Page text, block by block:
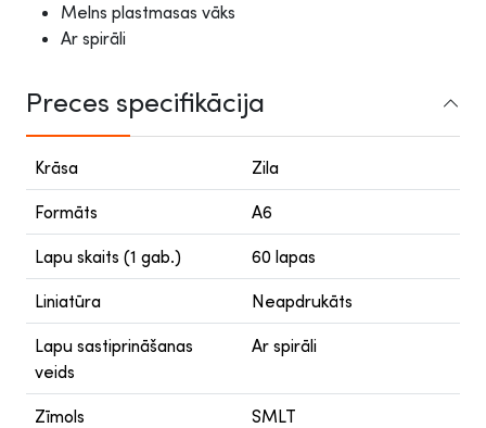
Melns plastmasas vāks
Ar spirāli
Preces specifikācija
Krāsa Zila
Formāts A6
Lapu skaits (1 gab.) 60 lapas
Liniatūra Neapdrukāts
Lapu sastiprināšanas
veids
Ar spirāli
Zīmols SMLT